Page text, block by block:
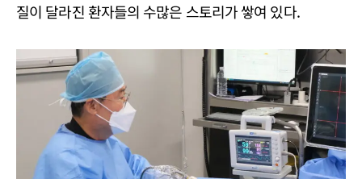
질이 달라진 환자들의 수많은 스토리가 쌓여 있다.